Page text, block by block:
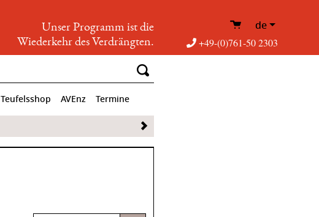
Unser Programm ist die
Wiederkehr des Verdrängten.
de
+49-(0)761-50 2303
Teufelsshop AVEnz Termine